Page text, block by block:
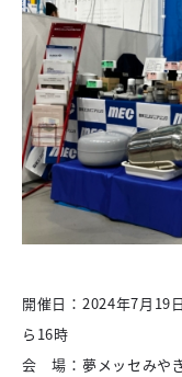
開催日：2024年7月19
ら16時
会 場：夢メッセみや